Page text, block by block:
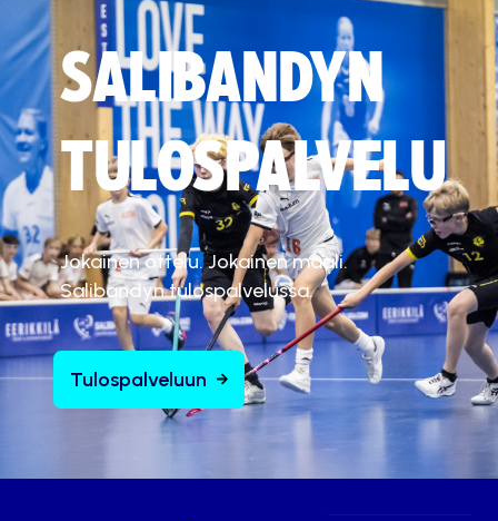
SALIBANDYN
TULOSPALVELU
Jokainen ottelu. Jokainen maali.
Salibandyn tulospalvelussa.
Tulospalveluun